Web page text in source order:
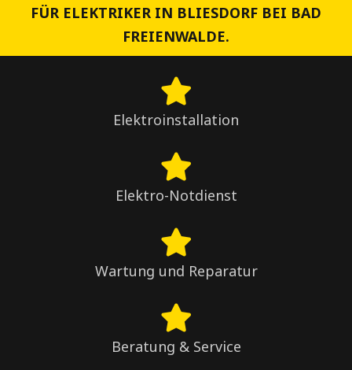
FÜR ELEKTRIKER IN BLIESDORF BEI BAD
FREIENWALDE.
Elektroinstallation
Elektro-Notdienst
Wartung und Reparatur
Beratung & Service